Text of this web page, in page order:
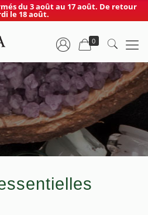
du 3 août au 17 août. De retour
le 18 août.
0